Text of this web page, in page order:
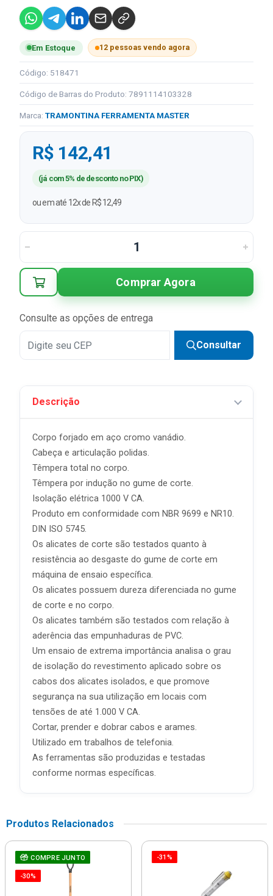
Em Estoque 12 pessoas vendo agora
Código: 518471
Código de Barras do Produto: 7891114103328
Marca: TRAMONTINA FERRAMENTA MASTER
R$ 142,41
(já com 5% de desconto no PIX)
ou em até 12x de R$ 12,49
Comprar Agora
Consulte as opções de entrega
Consultar
Descrição
Corpo forjado em aço cromo vanádio.
Cabeça e articulação polidas.
Têmpera total no corpo.
Têmpera por indução no gume de corte.
Isolação elétrica 1000 V CA.
Produto em conformidade com NBR 9699 e NR10.
DIN ISO 5745.
Os alicates de corte são testados quanto à
resistência ao desgaste do gume de corte em
máquina de ensaio específica.
Os alicates possuem dureza diferenciada no gume
de corte e no corpo.
Os alicates também são testados com relação à
aderência das empunhaduras de PVC.
Um ensaio de extrema importância analisa o grau
de isolação do revestimento aplicado sobre os
cabos dos alicates isolados, e que promove
segurança na sua utilização em locais com
tensões de até 1.000 V CA.
Cortar, prender e dobrar cabos e arames.
Utilizado em trabalhos de telefonia.
As ferramentas são produzidas e testadas
conforme normas específicas.
Produtos Relacionados
COMPRE JUNTO
-30%
-31%